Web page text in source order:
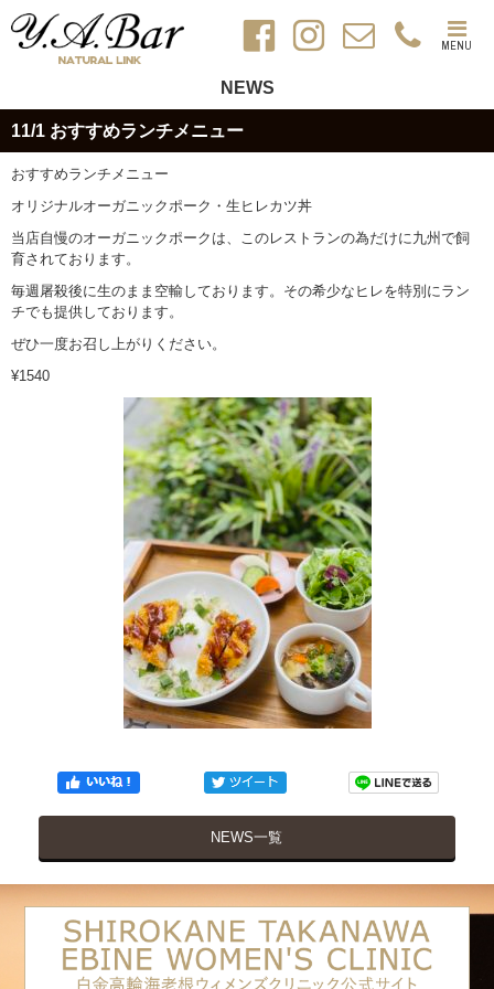
MENU
NEWS
11/1 おすすめランチメニュー
おすすめランチメニュー
オリジナルオーガニックポーク・生ヒレカツ丼
当店自慢のオーガニックポークは、このレストランの為だけに九州で飼
育されております。
毎週屠殺後に生のまま空輸しております。その希少なヒレを特別にラン
チでも提供しております。
ぜひ一度お召し上がりください。
¥1540
NEWS一覧